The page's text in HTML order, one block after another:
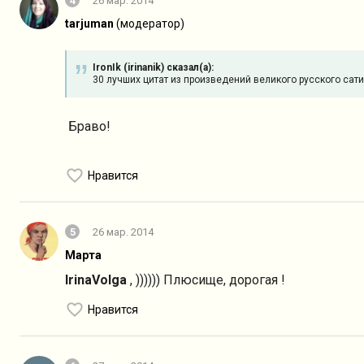
tarjuman (модератор)
IronIk (irinanik) сказал(а):
30 лучших цитат из произведений великого русского
Браво!
Нравится
5 26 мар. 2014
Марта
IrinaVolga , )))))) Плюсище, дорогая !
Нравится